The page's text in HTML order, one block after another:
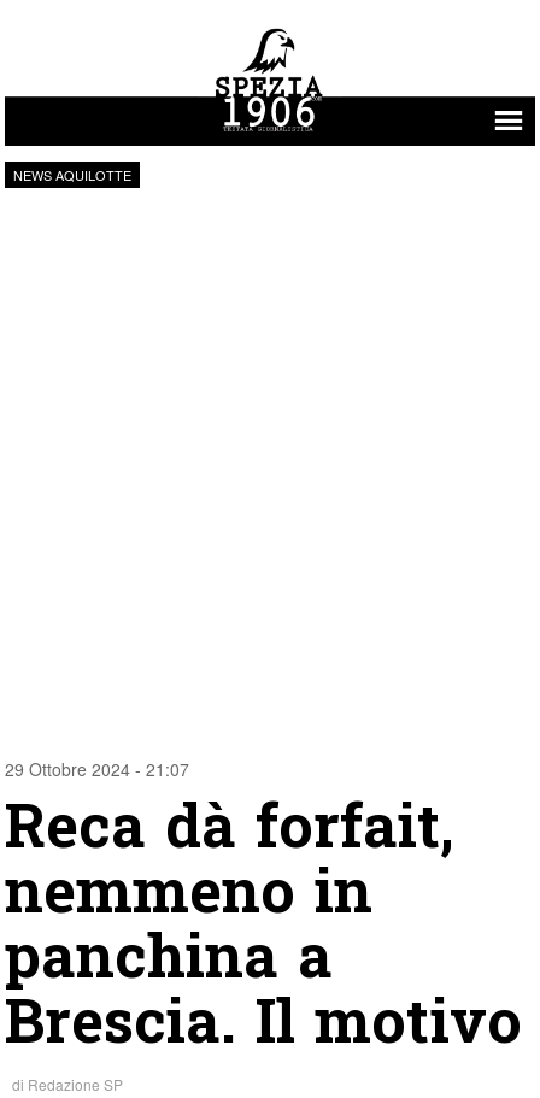
Vai al contenuto
NEWS AQUILOTTE
29 Ottobre 2024 - 21:07
Reca dà forfait,
nemmeno in
panchina a
Brescia. Il motivo
di Redazione SP